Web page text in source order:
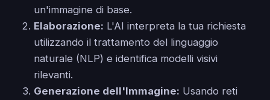
un'immagine di base.
Elaborazione: L'AI interpreta la tua richiesta
utilizzando il trattamento del linguaggio
naturale (NLP) e identifica modelli visivi
rilevanti.
Generazione dell'Immagine: Usando reti